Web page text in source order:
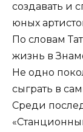
создавать и
юных
По словам
жизнь в
Не одно
сыграть в
Среди